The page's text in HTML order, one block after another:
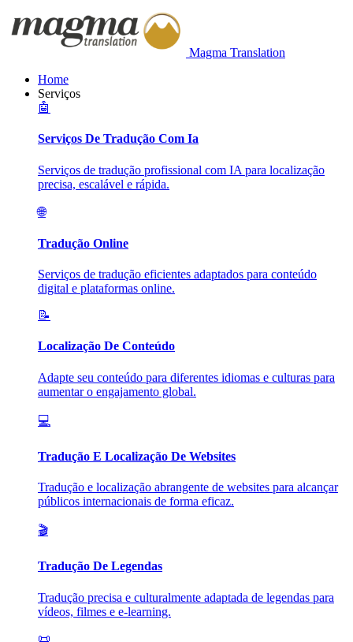
Magma Translation
Home
Serviços
🤖
Serviços De Tradução Com Ia
Serviços de tradução profissional com IA para localização
precisa, escalável e rápida.
🌐
Tradução Online
Serviços de tradução eficientes adaptados para conteúdo
digital e plataformas online.
📝
Localização De Conteúdo
Adapte seu conteúdo para diferentes idiomas e culturas para
aumentar o engajamento global.
💻
Tradução E Localização De Websites
Tradução e localização abrangente de websites para alcançar
públicos internacionais de forma eficaz.
🎬
Tradução De Legendas
Tradução precisa e culturalmente adaptada de legendas para
vídeos, filmes e e-learning.
📜